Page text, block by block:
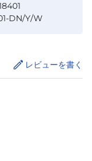
DN/Y/W
レビューを書く